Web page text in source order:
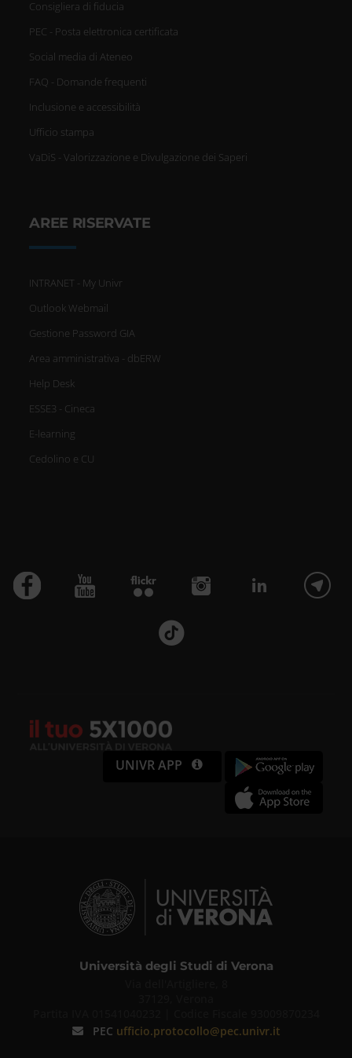
Consigliera di fiducia
PEC - Posta elettronica certificata
Social media di Ateneo
FAQ - Domande frequenti
Inclusione e accessibilità
Ufficio stampa
VaDiS - Valorizzazione e Divulgazione dei Saperi
AREE RISERVATE
INTRANET - My Univr
Outlook Webmail
Gestione Password GIA
Area amministrativa - dbERW
Help Desk
ESSE3 - Cineca
E-learning
Cedolino e CU
UNIVR APP
Università degli Studi di Verona
PEC ufficio.protocollo@pec.univr.it